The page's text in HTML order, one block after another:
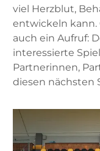
viel Herzblut,
entwickeln kann.
auch ein Aufruf:
interessierte
Partnerinnen,
diesen nächsten